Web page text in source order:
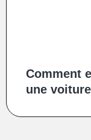
Comment
une voiture